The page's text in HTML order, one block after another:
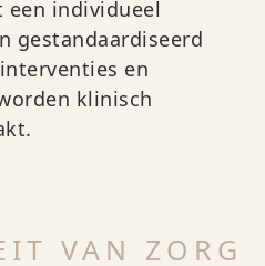
een individueel
gestandaardiseerd
en
klinisch
VAN ZORG